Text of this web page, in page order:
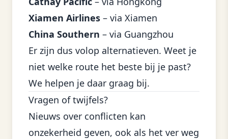
Xiamen Airlines – via Xiamen
China Southern – via Guangzhou
Er zijn dus volop alternatieven. Weet je
niet welke route het beste bij je past?
We helpen je daar graag bij.
Vragen of twijfels?
Nieuws over conflicten kan
onzekerheid geven, ook als het ver weg